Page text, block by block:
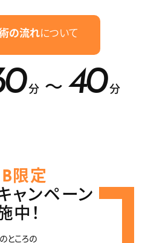
の流れについて
分 〜 40 分
限定
ャンペーン
中！
ところの